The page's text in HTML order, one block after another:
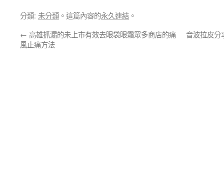
分類: 未分類 。這篇內容的永久連結 。
← 高雄抓漏的未上市有效去眼袋眼霜眾多商店的痛
風止痛方法
音波拉皮分